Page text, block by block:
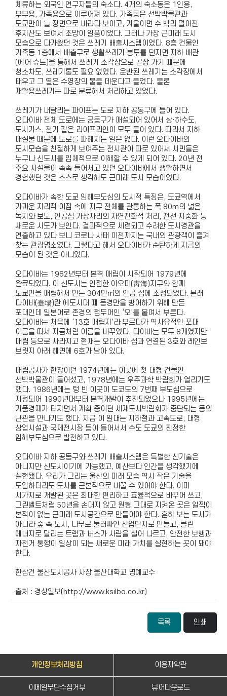
체류하는 외국인 연구자들의 숙소다. 4개의 숙소동은 1인용,
부부용, 가족용으로 이루어져 있다. 가족동은 선박박물관과
도쿄만이 늘 정면으로 바라다 보이고, 겨울이면 수 백리 떨어진
후지산도 보여서 조망이 일품이었다. 그러나 가장 근미래 도시
모습으로 다가왔던 것은 쓰레기 배출시스템이었다. 8층 건물인
가족동 1층에서 배출구로 생활쓰레기 봉투를 던지면 지하 배관
(에어 슈트)을 통해서 쓰레기 소각장으로 곧장 가기 때문에
청소차도, 쓰레기통도 필요 없었다. 운반된 쓰레기는 소각장에서
태우고 그 열은 수영장의 물을 데운다고 들었다. 물론
재활용쓰레기는 따로 분류해서 처리하고 있었다.
쓰레기가 내달리는 파이프는 도로 지하 공동구에 들어 있다.
오다이바 전체 도로에는 공동구가 매설되어 있어서 상·하수도,
도시가스, 전기 같은 라이프라인이 모두 들어 있다. 따라서 지하
매설물 때문에 도로를 파헤치는 일은 없다. 이런 오다이바의
도시모습을 친절하게 보여주는 전시관이 따로 있어서 시민들은
누구나 신도시를 입체적으로 이해할 수 있게 되어 있다. 20년 전
주요 시설물이 속속 들어서고 있던 오다이바에서 생활하면서
경험했던 것은 스스로 생각해도 근미래 도시 모습이었다.
오다이바가 속한 도쿄 임해부도심의 도시적 특징은, 도쿄역에서
가까운 지리적 이점 속에 지구 전체를 관통하는 폭 80m의 넓은
녹지와 보도, 인공섬 가장자리의 자연친화적 처리, 전선 지중화 등
새로운 시도가 보인다. 결과적으로 세련되고 수려한 도시경관을
연출하고 있다 보니 코로나 사태 이전까지는 국내외 관광객이 즐겨
찾는 관광명소였다. 그렇다고 해서 오다이바가 순탄하게 지금의
모습이 된 것은 아니었다.
오다이바는 1962년부터 본격 매립이 시작되어 1979년에
완료되었다. 이 신도시는 인접한 아오미(靑海)지구와 함께
도쿄만을 매립해서 만든 304만㎥의 인공 섬에 조성되었다. 본래
다이바(臺場)란 에도시대 때 동경만을 방어하기 위해 만든
포대인데 일본어로 존경의 접두어인 ‘오’를 붙여서 부른다.
오다이바는 처음에 ‘13호 매립지’라 부르다가 역사유적인 포대
이름을 따서 지금처럼 이름을 바꾸었다. 다이바는 모두 8개였지만
매립 등으로 사라지고 현재는 오다이바 섬과 연결된 3호와 레인보
브릿지 아래 해면에 6호가 남아 있다.
매립공사가 한창이던 1974년에는 이곳에 첫 대형 건물인
선박박물관이 들어섰고, 1978년에는 우주과학 박람회가 열리기도
했다. 1986년에는 텅 빈 이곳이 도쿄도의 7번째 부도심으로
지정되어 1990년대부터 본격개발이 추진되었으나 1995년에는
거품경제가 터지면서 계획 중이던 세계도시박람회가 중단되는 등의
난관을 만나기도 했다. 지금 이 일대는 지하철과 고속도로, 대형
상업시설과 국제전시장 등이 들어서서 수도 도쿄의 진정한
임해부도심으로 발전하고 있다.
오다이바 지하 공동구와 쓰레기 배출시스템은 특별한 신기술은
아니지만 신도시이기에 가능했고, 예산보다 인간을 생각했기에
실현됐다. 우리가 그리는 울산의 미래 모습 역시 작은 기술을
도입하더라도 도시를 근본적으로 바꿀 수 있어야 한다. 이미
시가지로 개발된 곳은 최대한 편리하고 효율적으로 바꾸어 쓰고,
그린벨트처럼 50년을 손대지 않고 원형 그대로 지켜온 곳은 일찍이
본적이 없는 근미래 도시공간으로 만들어야 한다. 흔히 보는 도시가
아니라 숲 속 도시, 나무로 둘러싸인 산업단지로 만들고, 클린
에너지로 달리는 트램과 버스가 사람을 실어 나르고, 안전한 보행과
자전거 통행이 일상이 되는 새로운 미래 가치를 실현하는 곳이 돼야
한다.
한삼건 울산도시공사 사장 울산대학교 명예교수
출처 : 경상일보(http://www.ksilbo.co.kr)
목록 인쇄
개인정보처리방침 이용자약관
이메일무단수집거부 뷰어다운로드